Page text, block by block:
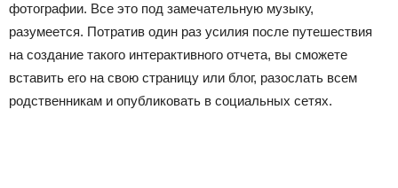
фотографии. Все это под замечательную музыку,
разумеется. Потратив один раз усилия после путешествия
на создание такого интерактивного отчета, вы сможете
вставить его на свою страницу или блог, разослать всем
родственникам и опубликовать в социальных сетях.